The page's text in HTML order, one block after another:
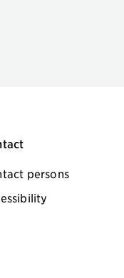
persons